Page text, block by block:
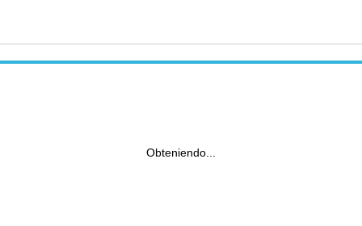
Obteniendo...